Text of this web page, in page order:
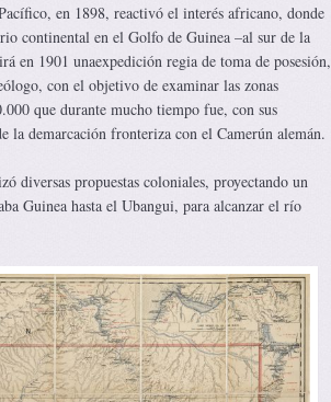
en 1898, reactivó el interés africano, donde
continental en el Golfo de Guinea –al sur de la
en 1901 unaexpedición regia de toma de posesión,
con el objetivo de examinar las zonas
que durante mucho tiempo fue, con sus
la demarcación fronteriza con el Camerún alemán.
diversas propuestas coloniales, proyectando un
Guinea hasta el Ubangui, para alcanzar el río